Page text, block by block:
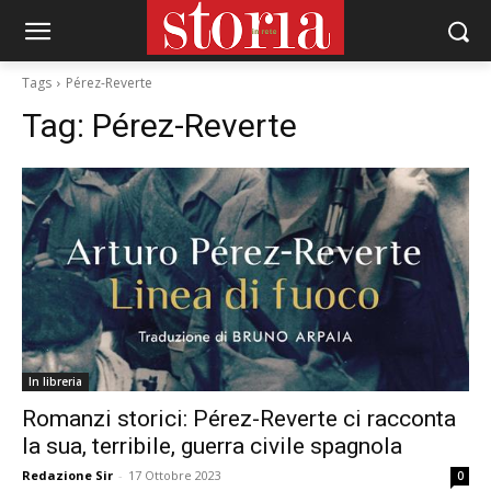
Tags Pérez-Reverte
Tag: Pérez-Reverte
In libreria
Romanzi storici: Pérez-Reverte ci racconta
la sua, terribile, guerra civile spagnola
Redazione Sir - 17 Ottobre 2023 0